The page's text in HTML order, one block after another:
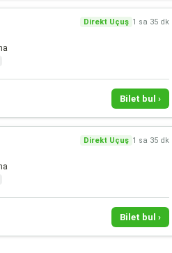
Direkt Uçuş 1 sa 35 dk
Bilet bul ›
Direkt Uçuş 1 sa 35 dk
Bilet bul ›